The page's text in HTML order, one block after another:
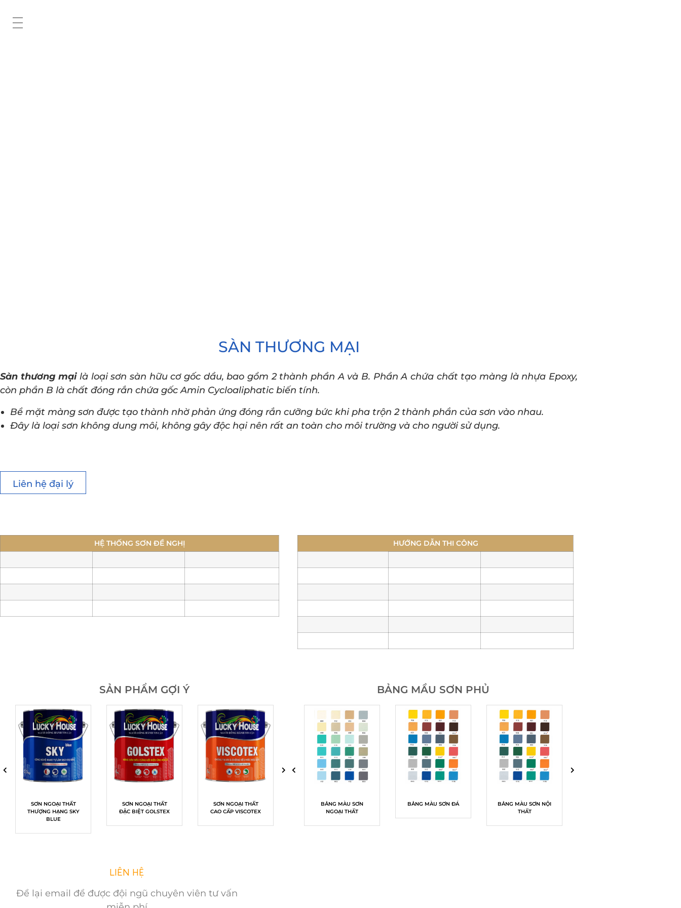
SÀN THƯƠNG MẠI
Sàn thương mại là loại sơn sàn hữu cơ gốc dầu, bao gồm 2 thành phần A và B. Phần A chứa chất tạo màng là nhựa Epoxy,
còn phần B là chất đóng rắn chứa gốc Amin Cycloaliphatic biến tính.
Bề mặt màng sơn được tạo thành nhờ phản ứng đóng rắn cưỡng bức khi pha trộn 2 thành phần của sơn vào nhau.
Đây là loại sơn không dung môi, không gây độc hại nên rất an toàn cho môi trường và cho người sử dụng.
Liên hệ đại lý
HỆ THỐNG SƠN ĐỀ NGHỊ HƯỚNG DẪN THI CÔNG
SẢN PHẨM GỢI Ý
SƠN NGOẠI THẤT
THƯỢNG HẠNG SKY
BLUE
SƠN NGOẠI THẤT
ĐẶC BIỆT GOLSTEX
SƠN NGOẠI THẤT
CAO CẤP VISCOTEX
SƠN NỘI THẤT
THƯỢNG HẠNG
SƠN LÓT CHỐNG
APROTEX
SƠN NGOẠI THẤT
THƯỢNG HẠNG SKY
BẢNG MẦU SƠN PHỦ
BẢNG MÀU SƠN
NGOẠI THẤT
BẢNG MÀU SƠN ĐÁ
BẢNG MÀU SƠN NỘI
THẤT
BẢNG MÀU SƠN
NGOẠI THẤT
BẢNG MÀU SƠN ĐÁ
BẢNG MÀU SƠN NỘI
THẤT
LIÊN HỆ
Để lại email để được đội ngũ chuyên viên tư vấn